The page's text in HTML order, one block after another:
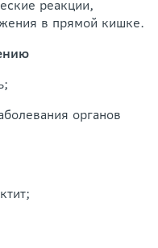
реакции,
в прямой кишке.
органов